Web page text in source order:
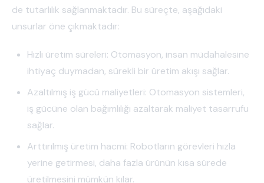
de tutarlılık sağlanmaktadır. Bu süreçte, aşağıdaki
unsurlar öne çıkmaktadır:
Hızlı üretim süreleri: Otomasyon, insan müdahalesine
ihtiyaç duymadan, sürekli bir üretim akışı sağlar.
Azaltılmış iş gücü maliyetleri: Otomasyon sistemleri,
iş gücüne olan bağımlılığı azaltarak maliyet tasarrufu
sağlar.
Arttırılmış üretim hacmi: Robotların görevleri hızla
yerine getirmesi, daha fazla ürünün kısa sürede
üretilmesini mümkün kılar.